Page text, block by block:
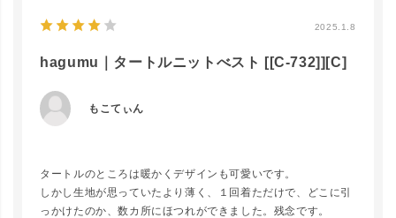
2025.1.8
hagumu｜タートルニットべスト [[C-732]][C]
もこてぃん
タートルのところは暖かくデザインも可愛いです。
しかし生地が思っていたより薄く、１回着ただけで、どこに引
っかけたのか、数カ所にほつれができました。残念です。